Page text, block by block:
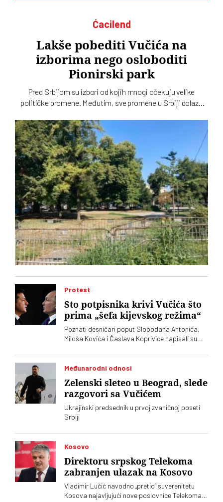
Ćacilend
Lakše pobediti Vučića na
izborima nego osloboditi
Pionirski park
Pred Srbijom su izbori od kojih mnogi očekuju velike
političke promene. Međutim, sve promene u Srbiji dolaze
„Ćacilend” još uvek okupira Pionirski
Protest
Sto potpisnika krivi Vučića što
prima „šefa kijevskog režima“
Poznati desničari poput Slobodana Antonića,
Miloša Kovića i Časlava Koprivice napisali su
Ukrajine Volodimira Zelenskog
Međunarodni odnosi
Zelenski sleteo u Beograd, slede
razgovori sa Vučićem
Ukrajinski predsednik u prvoj zvaničnoj poseti
Srbiji
Kosovo
Direktoru srpskog Telekoma
zabranjen ulazak na Kosovo
Vladimir Lučić navodno „pretio“ suverenitetu
Kosova najavljujući nove poslovnice Telekoma